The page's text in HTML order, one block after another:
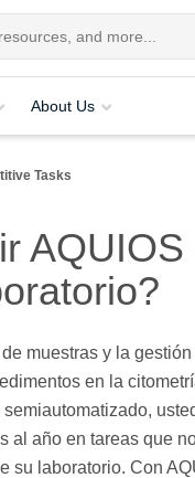
About Us
Tasks
AQUIOS
muestras y la
en la
al año en tareas que
su laboratorio. Con